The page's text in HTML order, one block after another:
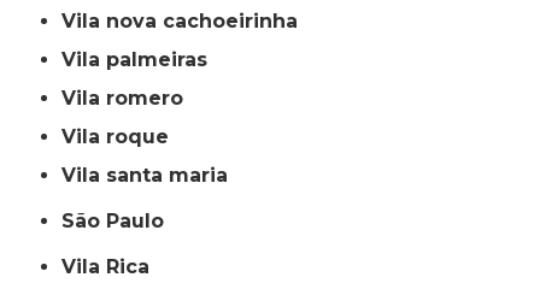
vila nova cachoeirinha
vila palmeiras
vila romero
vila roque
vila santa maria
São Paulo
Vila Rica